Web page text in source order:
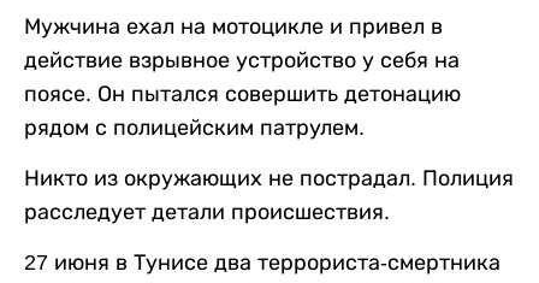
Мужчина ехал на мотоцикле и привел в
действие взрывное устройство у себя на
поясе. Он пытался совершить детонацию
рядом с полицейским патрулем.
Никто из окружающих не пострадал. Полиция
расследует детали происшествия.
27 июня в Тунисе два террориста-смертника